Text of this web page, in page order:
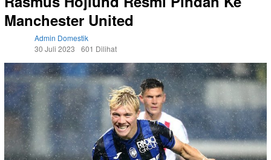
Manchester United
Admin Domestik
30 Juli 2023
601 Dilihat